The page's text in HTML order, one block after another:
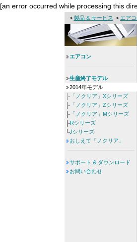
[an error occurred while processing this
> 製品 & サービス > エア
エアコン
生産終了モデル
2014年モデル
「ノクリア」Xシリーズ
「ノクリア」Zシリーズ
「ノクリア」Mシリーズ
Rシリーズ
Jシリーズ
おしえて「ノクリア」
サポート & ダウンロード
お問い合わせ